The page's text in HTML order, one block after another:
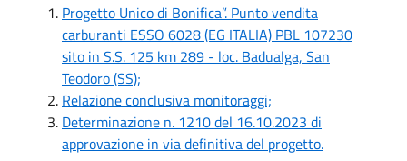
Progetto Unico di Bonifica”. Punto vendita
carburanti ESSO 6028 (EG ITALIA) PBL 107230
sito in S.S. 125 km 289 - loc. Badualga, San
Teodoro (SS);
Relazione conclusiva monitoraggi;
Determinazione n. 1210 del 16.10.2023 di
approvazione in via definitiva del progetto.